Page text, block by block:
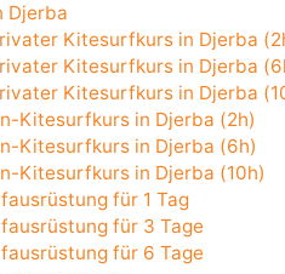
in Djerba
Djerba
Kitesurfkurs in Djerba
Kitesurfkurs in Djerba
Kitesurfkurs in Djerba
Kitesurfkurs in Djerba (2h)
Kitesurfkurs in Djerba (6h)
Kitesurfkurs in Djerba (10h)
für 1 Tag
für 3 Tage